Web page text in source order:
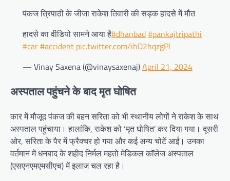
पंकज त्रिपाठी के जीजा राकेश तिवारी की सड़क हादसे में मौत
हादसे का वीडियो सामने आया है#dhanbad#pankajtripathi
#car#accident pic.twitter.com/ihD2hqzgPl
— Vinay Saxena (@vinaysaxenaj)April 21, 2024
अस्पताल पहुंचने के बाद मृत घोषित
कार में मौजूद पंकज की बहन सरिता को भी स्थानीय लोगों ने राकेश के साथ
अस्पताल पहुंचाया। हालांकि, राकेश को ‘मृत घोषित’ कर दिया गया। दूसरी
ओर, सरिता के पैर में फ्रैक्चर हो गया और कई अन्य चोटें आईं। उनका
वर्तमान में धनबाद के शहीद निर्मल महतो मेडिकल कॉलेज अस्पताल
(एसएनएमएमसीएच) में इलाज चल रहा है।